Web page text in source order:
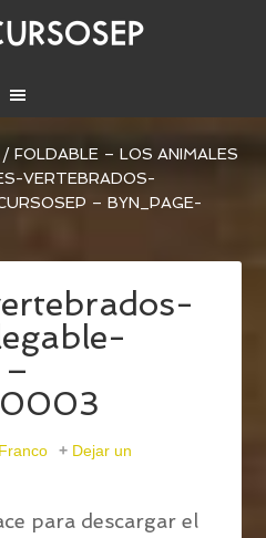
/ FOLDABLE – LOS ANIMALES
VERTEBRADOS-
– BYN_PAGE-
0003
Dejar un
para descargar el